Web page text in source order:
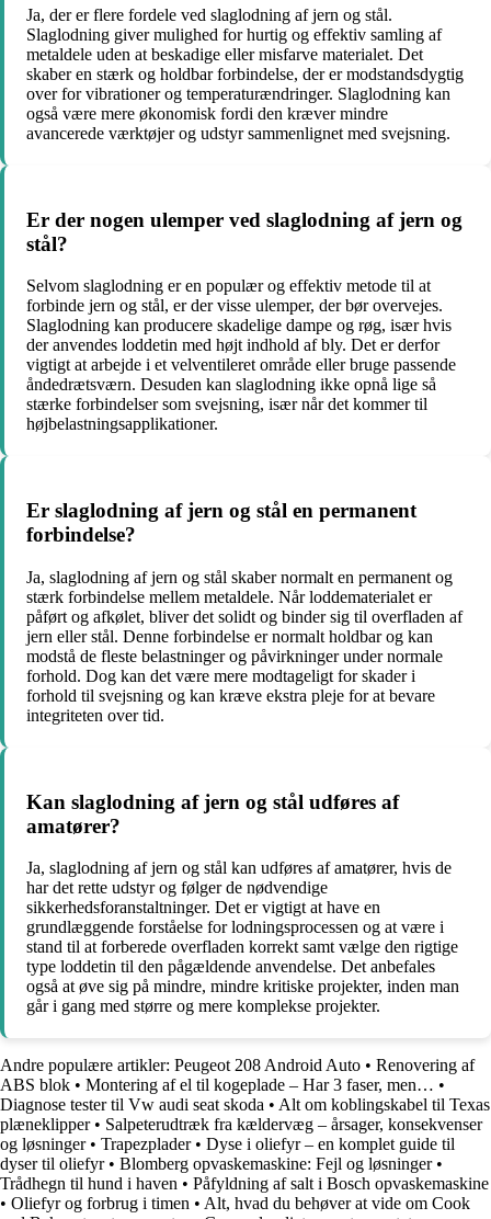
Ja, der er flere fordele ved slaglodning af jern og stål.
Slaglodning giver mulighed for hurtig og effektiv samling af
metaldele uden at beskadige eller misfarve materialet. Det
skaber en stærk og holdbar forbindelse, der er modstandsdygtig
over for vibrationer og temperaturændringer. Slaglodning kan
også være mere økonomisk fordi den kræver mindre
avancerede værktøjer og udstyr sammenlignet med svejsning.
Er der nogen ulemper ved slaglodning af jern og
stål?
Selvom slaglodning er en populær og effektiv metode til at
forbinde jern og stål, er der visse ulemper, der bør overvejes.
Slaglodning kan producere skadelige dampe og røg, især hvis
der anvendes loddetin med højt indhold af bly. Det er derfor
vigtigt at arbejde i et velventileret område eller bruge passende
åndedrætsværn. Desuden kan slaglodning ikke opnå lige så
stærke forbindelser som svejsning, især når det kommer til
højbelastningsapplikationer.
Er slaglodning af jern og stål en permanent
forbindelse?
Ja, slaglodning af jern og stål skaber normalt en permanent og
stærk forbindelse mellem metaldele. Når loddematerialet er
påført og afkølet, bliver det solidt og binder sig til overfladen af
jern eller stål. Denne forbindelse er normalt holdbar og kan
modstå de fleste belastninger og påvirkninger under normale
forhold. Dog kan det være mere modtageligt for skader i
forhold til svejsning og kan kræve ekstra pleje for at bevare
integriteten over tid.
Kan slaglodning af jern og stål udføres af
amatører?
Ja, slaglodning af jern og stål kan udføres af amatører, hvis de
har det rette udstyr og følger de nødvendige
sikkerhedsforanstaltninger. Det er vigtigt at have en
grundlæggende forståelse for lodningsprocessen og at være i
stand til at forberede overfladen korrekt samt vælge den rigtige
type loddetin til den pågældende anvendelse. Det anbefales
også at øve sig på mindre, mindre kritiske projekter, inden man
går i gang med større og mere komplekse projekter.
Andre populære artikler: Peugeot 208 Android Auto • Renovering af
ABS blok • Montering af el til kogeplade – Har 3 faser, men… •
Diagnose tester til Vw audi seat skoda • Alt om koblingskabel til Texas
plæneklipper• Salpeterudtræk fra kældervæg – årsager, konsekvenser
og løsninger• Trapezplader• Dyse i oliefyr – en komplet guide til
dyser til oliefyr• Blomberg opvaskemaskine: Fejl og løsninger•
Trådhegn til hund i haven • Påfyldning af salt i Bosch opvaskemaskine
• Oliefyr og forbrug i timen • Alt, hvad du behøver at vide om Cook